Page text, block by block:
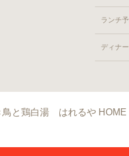
ランチ
ディナ
鳥と鶏白湯 はれるや HOME